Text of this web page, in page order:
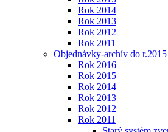
Rok 2014
Rok 2013
Rok 2012
Rok 2011
Objednávky-archív do r.2015
Rok 2016
Rok 2015
Rok 2014
Rok 2013
Rok 2012
Rok 2011